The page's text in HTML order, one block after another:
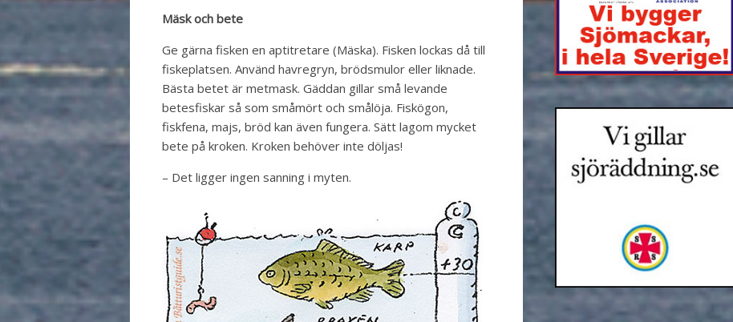
Mäsk och bete
Ge gärna fisken en aptitretare (Mäska). Fisken lockas då till
fiskeplatsen. Använd havregryn, brödsmulor eller liknade.
Bästa betet är metmask. Gäddan gillar små levande
betesfiskar så som småmört och smålöja. Fiskögon,
fiskfena, majs, bröd kan även fungera. Sätt lagom mycket
bete på kroken. Kroken behöver inte döljas!
– Det ligger ingen sanning i myten.